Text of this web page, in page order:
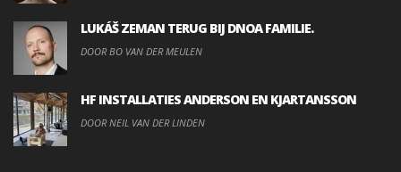
LUKÁŠ ZEMAN TERUG BIJ DNOA FAMILIE.
DOOR BO VAN DER MEULEN
HF INSTALLATIES ANDERSON EN KJARTANSSON
DOOR NEIL VAN DER LINDEN